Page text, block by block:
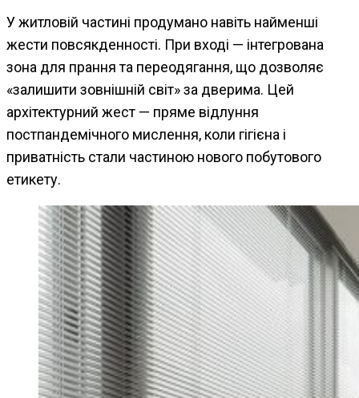
У житловій частині продумано навіть найменші
жести повсякденності. При вході — інтегрована
зона для прання та переодягання, що дозволяє
«залишити зовнішній світ» за дверима. Цей
архітектурний жест — пряме відлуння
постпандемічного мислення, коли гігієна і
приватність стали частиною нового побутового
етикету.